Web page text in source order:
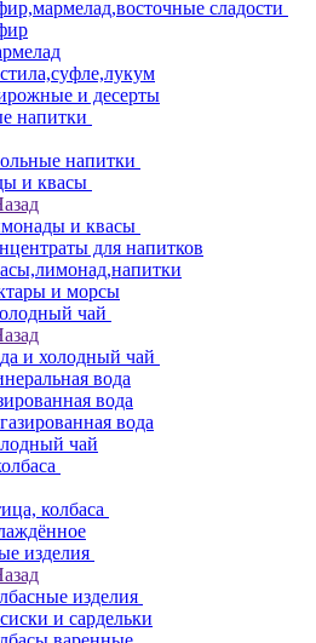
сладости
и десерты
напитки
напитки
и квасы
и квасы
для напитков
и морсы
чай
и холодный чай
вода
вода
вода
чай
колбаса
изделия
изделия
и сардельки